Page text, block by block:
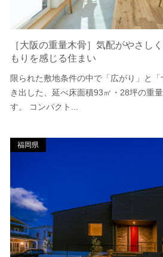
［大阪の重量木骨］気配がやさし
もりを感じる住まい
限られた敷地条件の中で「広がり」と「
き出した、延べ床面積93㎡・28坪の重
す。 コンパクト...
福岡県